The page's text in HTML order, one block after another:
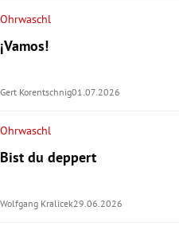
Ohrwaschl
¡Vamos!
Gert Korentschnig01.07.2026
Ohrwaschl
Bist du deppert
Wolfgang Kralicek29.06.2026